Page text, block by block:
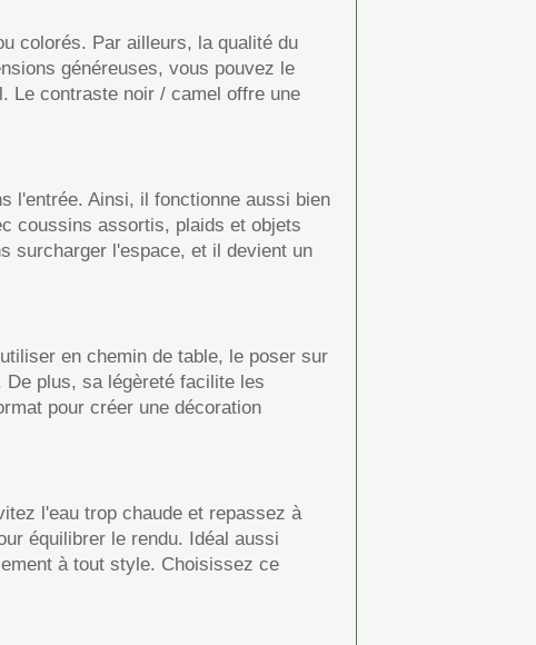
colorés. Par ailleurs, la qualité du
généreuses, vous pouvez le
Le contraste noir / camel offre une
l'entrée. Ainsi, il fonctionne aussi bien
coussins assortis, plaids et objets
surcharger l'espace, et il devient un
en chemin de table, le poser sur
De plus, sa légèreté facilite les
pour créer une décoration
l'eau trop chaude et repassez à
équilibrer le rendu. Idéal aussi
à tout style. Choisissez ce